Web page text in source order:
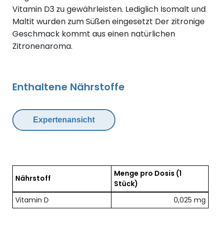
Vitamin D3 zu gewährleisten. Lediglich Isomalt und
Maltit wurden zum Süßen eingesetzt Der zitronige
Geschmack kommt aus einen natürlichen
Zitronenaroma.
Enthaltene Nährstoffe
Expertenansicht
Übersicht der enthaltenen Nährstoffe pro Dosis
Nährstoff Menge pro Dosis (1
Stück)
Vitamin D
0,025 mg